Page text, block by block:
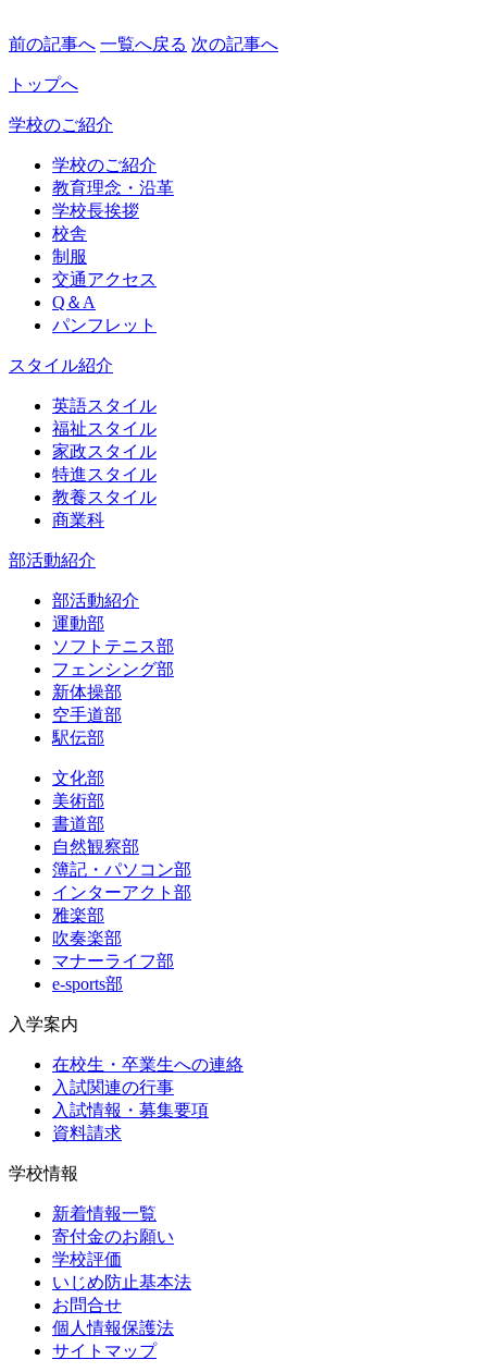
前の記事へ 一覧へ戻る 次の記事へ
トップへ
学校のご紹介
学校のご紹介
教育理念・沿革
学校長挨拶
校舎
制服
交通アクセス
Q＆A
パンフレット
スタイル紹介
英語スタイル
福祉スタイル
家政スタイル
特進スタイル
教養スタイル
商業科
部活動紹介
部活動紹介
運動部
ソフトテニス部
フェンシング部
新体操部
空手道部
駅伝部
文化部
美術部
書道部
自然観察部
簿記・パソコン部
インターアクト部
雅楽部
吹奏楽部
マナーライフ部
e-sports部
入学案内
在校生・卒業生への連絡
入試関連の行事
入試情報・募集要項
資料請求
学校情報
新着情報一覧
寄付金のお願い
学校評価
いじめ防止基本法
お問合せ
個人情報保護法
サイトマップ